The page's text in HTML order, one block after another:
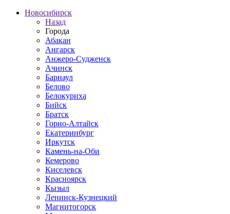
Новосибирск
Назад
Города
Абакан
Ангарск
Анжеро-Судженск
Ачинск
Барнаул
Белово
Белокуриха
Бийск
Братск
Горно-Алтайск
Екатеринбург
Иркутск
Камень-на-Оби
Кемерово
Киселевск
Красноярск
Кызыл
Ленинск-Кузнецкий
Магнитогорск